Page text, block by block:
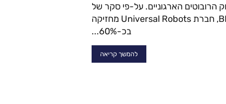
בכ-34% משוק הרובוטים הארגוניים. על-פי סקר של
BIS research, חברת Universal Robots מחזיקה
בכ-60%...
להמשך קריאה